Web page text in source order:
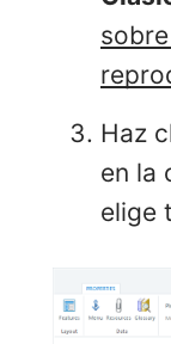
Haz
en la
elige